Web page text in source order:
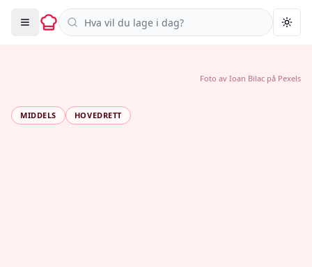
Søk i oppskrifter
MIDDELS HOVEDRETT
Foto av Ioan Bilac på Pexels